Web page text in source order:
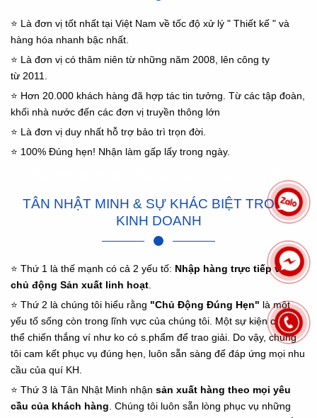
⭐ Là đơn vị tốt nhất tại Việt Nam về tốc độ xử lý " Thiết kế " và
hàng hóa nhanh bậc nhất.
⭐ Là đơn vị có thâm niên từ những năm 2008, lên công ty
từ 2011.
⭐ Hơn 20.000 khách hàng đã hợp tác tin tưởng. Từ các tập đoàn,
khối nhà nước đến các đơn vị truyền thông lớn
⭐ Là đơn vị duy nhất hỗ trợ bảo trì trọn đời.
⭐ 100% Đúng hẹn! Nhận làm gấp lấy trong ngày.
TÂN NHẬT MINH & SỰ KHÁC BIỆT TRONG
KINH DOANH
⭐ Thứ 1 là thế mạnh có cả 2 yếu tố: Nhập hàng trực tiếp và
chủ động Sản xuất linh hoạt
⭐ Thứ 2 là chúng tôi hiểu rằng "Chủ Động Đúng Hẹn" là một
yếu tố sống còn trong lĩnh vực của chúng tôi. Một sự kiện chẳng
thể chiến thắng ví như ko có s.phẩm để trao giải. Do vậy, chúng
tôi cam kết phục vụ đúng hẹn, luôn sẵn sàng để đáp ứng mọi nhu
cầu của quí KH.
⭐ Thứ 3 là Tân Nhật Minh nhận sản xuất hàng theo mọi yêu
cầu của khách hàng . Chúng tôi luôn sẵn lòng phục vụ những